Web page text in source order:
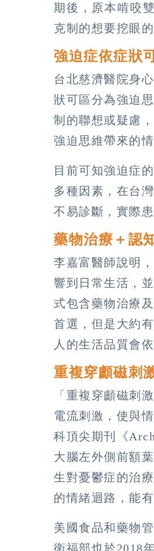
期後，原本啃咬
克制的想要挖眼
強迫症依症狀
台北慈濟醫院身
狀可區分為強迫
制的聯想或疑慮
強迫思維帶來的
目前可知強迫症
多種因素，在台
不易診斷，實際
藥物治療＋認
李嘉富醫師說明
響到日常生活，
式包含藥物治療
首選，但是大約
人的生活品質會
重複穿顱磁刺
「重複穿顱磁刺
電流刺激，使與
科頂尖期刊《
大腦左外側前額
生對憂鬱症的治
的情緒迴路，能
美國食品和藥物
衛福部也於2018